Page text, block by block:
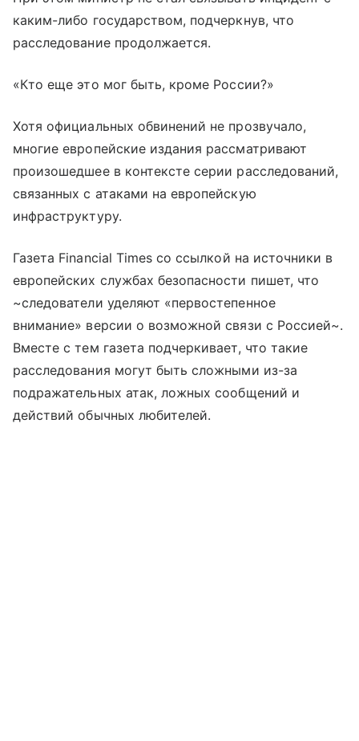
каким-либо государством, подчеркнув, что
расследование продолжается.
«Кто еще это мог быть, кроме России?»
Хотя официальных обвинений не прозвучало,
многие европейские издания рассматривают
произошедшее в контексте серии расследований,
связанных с атаками на европейскую
инфраструктуру.
Газета Financial Times со ссылкой на источники в
европейских службах безопасности пишет, что
~следователи уделяют «первостепенное
внимание» версии о возможной связи с Россией~.
Вместе с тем газета подчеркивает, что такие
расследования могут быть сложными из-за
подражательных атак, ложных сообщений и
действий обычных любителей.